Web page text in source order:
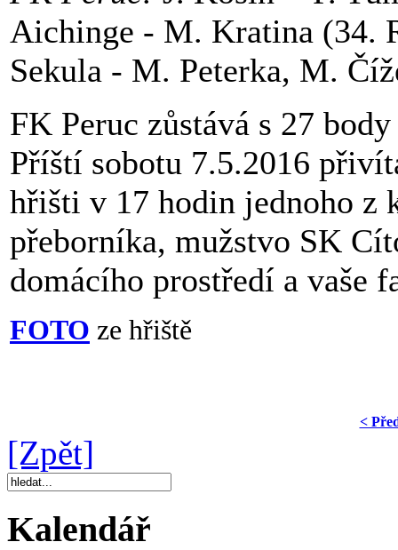
Aichinge - M. Kratina (34.
Sekula - M. Peterka, M.
FK Peruc zůstává s 27
Příští sobotu 7.5.2016
hřišti v 17 hodin jednoho z
přeborníka, mužstvo SK
domácího prostředí a vaše
FOTO ze hřiště
<
[Zpět]
Kalendář